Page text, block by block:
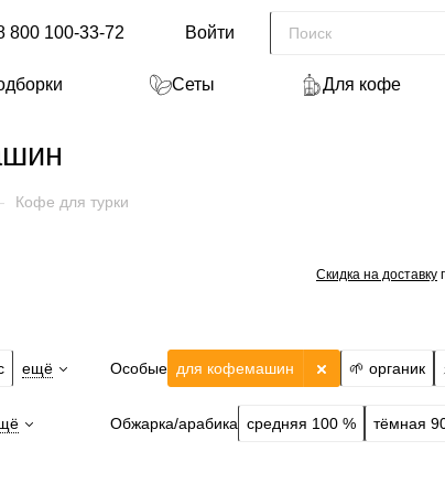
800 100-33-72 Войти
Сеты Для кофе
Кофе для турки
Скидка на доставку
ещё Особые 🌱 органик
для кофемашин
Обжарка/арабика средняя 100 % тёмная